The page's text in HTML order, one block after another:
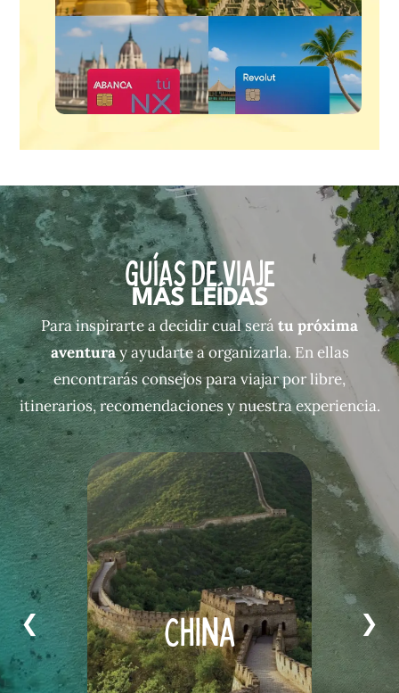
guías de viaje
MÁS LEÍDAS
Para inspirarte a decidir cual serátu próxima
aventuray ayudarte a organizarla. En ellas
encontrarás consejos para viajar por libre,
itinerarios, recomendaciones y nuestra experiencia.
China